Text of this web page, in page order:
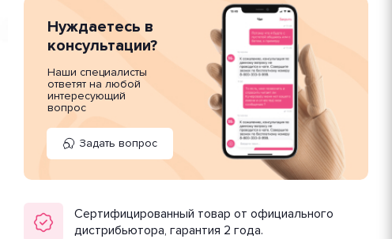
Нуждаетесь в
консультации?
Наши специалисты
ответят на любой
интересующий
вопрос
Задать вопрос
Сертифицированный товар от официального
дистрибьютора, гарантия 2 года.